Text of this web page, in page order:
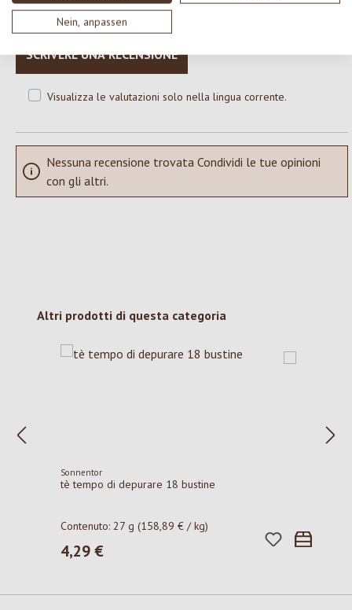
Nein, anpassen
Condividi le tue esperienze con il prodotto con altri clienti.
SCRIVERE UNA RECENSIONE
Visualizza le valutazioni solo nella lingua corrente.
Nessuna recensione trovata Condividi le tue opinioni
con gli altri.
Salta la galleria dei prodotti
Altri prodotti di questa categoria
Sonnentor
tè tempo di depurare 18 bustine
Contenuto:27 g(158,89 € / kg)
Prezzo normale:
4,29 €